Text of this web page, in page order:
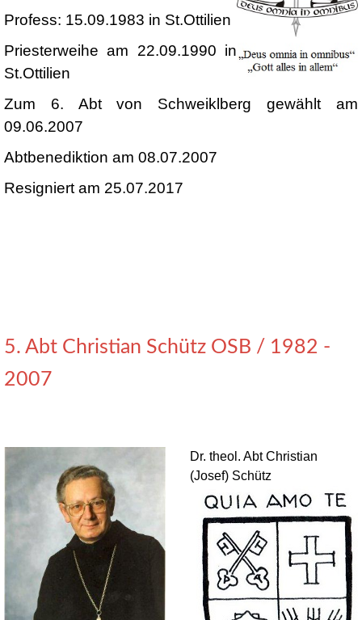
Profess: 15.09.1983 in St.Ottilien
Priesterweihe am 22.09.1990 in
St.Ottilien
Zum 6. Abt von Schweiklberg gewählt am
09.06.2007
Abtbenediktion am 08.07.2007
Resigniert am 25.07.2017
5. Abt Christian Schütz OSB / 1982 -
2007
Dr. theol. Abt Christian
(Josef) Schütz